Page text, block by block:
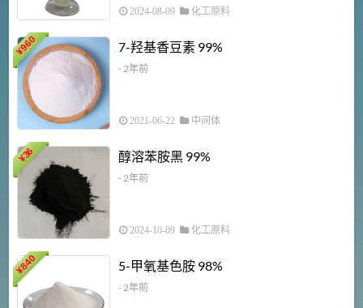
2024-08-09 化工原料
¥
960 7-羟基香豆素 99%
- 2年前
2021-06-22 中间体
¥
36 醇溶苯胺黑 99%
- 2年前
2024-10-09 化工原料
¥
840 5-甲氧基色胺 98%
- 2年前